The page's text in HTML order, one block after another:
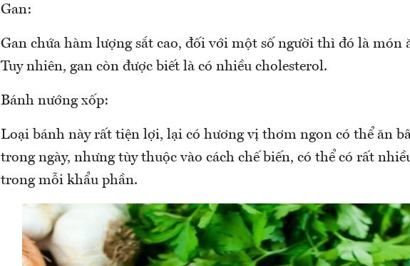
Gan:
Gan chứa hàm lượng sắt cao, đối với một số người thì đó là món
Tuy nhiên, gan còn được biết là có nhiều cholesterol.
Bánh nướng xốp:
Loại bánh này rất tiện lợi, lại có hương vị thơm ngon có thể ăn
trong ngày, nhưng tùy thuộc vào cách chế biến, có thể có rất
trong mỗi khẩu phần.